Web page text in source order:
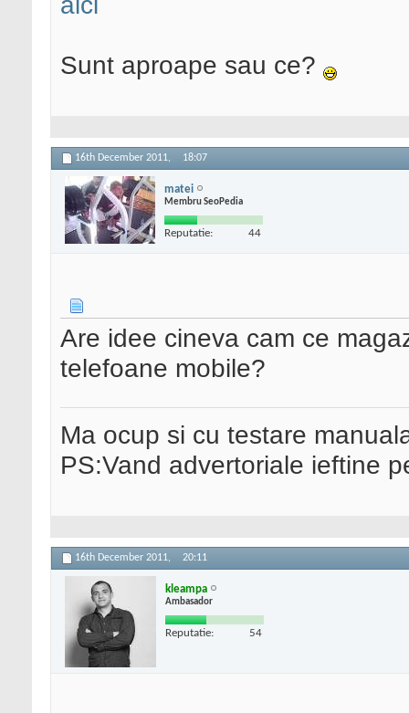
Sunt aproape sau ce?
16th December 2011, 18:07
matei
Membru SeoPedia
Reputatie: 44
Are idee cineva cam ce
telefoane mobile?
Ma ocup si cu testare
PS:Vand advertoriale ieftine
16th December 2011, 20:11
kleampa
Ambasador
Reputatie: 54